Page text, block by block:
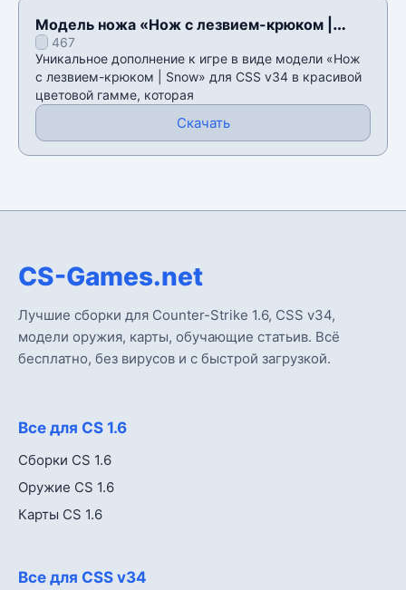
Модель ножа «Нож с лезвием-крюком |
Snow» для CSS v34
467
Уникальное дополнение к игре в виде модели «Нож
с лезвием-крюком | Snow» для CSS v34 в красивой
цветовой гамме, которая
Скачать
CS-Games.net
Лучшие сборки для Counter-Strike 1.6, CSS v34,
модели оружия, карты, обучающие статьив. Всё
бесплатно, без вирусов и с быстрой загрузкой.
Все для CS 1.6
Сборки CS 1.6
Оружие CS 1.6
Карты CS 1.6
Все для CSS v34